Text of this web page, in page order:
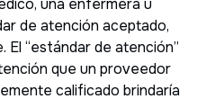
una enfermera u
de atención aceptado,
El “estándar de atención”
que un proveedor
calificado brindaría